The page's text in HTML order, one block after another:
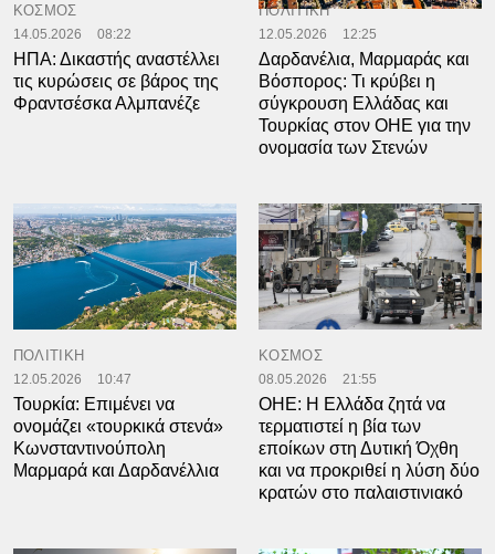
ΚΟΣΜΟΣ
14.05.2026 08:22
ΗΠΑ: Δικαστής αναστέλλει
τις κυρώσεις σε βάρος της
Φραντσέσκα Αλμπανέζε
ΠΟΛΙΤΙΚΗ
12.05.2026 12:25
Δαρδανέλια, Μαρμαράς και
Βόσπορος: Τι κρύβει η
σύγκρουση Ελλάδας και
Τουρκίας στον ΟΗΕ για την
ονομασία των Στενών
ΠΟΛΙΤΙΚΗ
12.05.2026 10:47
Τουρκία: Επιμένει να
ονομάζει «τουρκικά στενά»
Κωνσταντινούπολη
Μαρμαρά και Δαρδανέλλια
ΚΟΣΜΟΣ
08.05.2026 21:55
OHE: Η Ελλάδα ζητά να
τερματιστεί η βία των
εποίκων στη Δυτική Όχθη
και να προκριθεί η λύση δύο
κρατών στο παλαιστινιακό